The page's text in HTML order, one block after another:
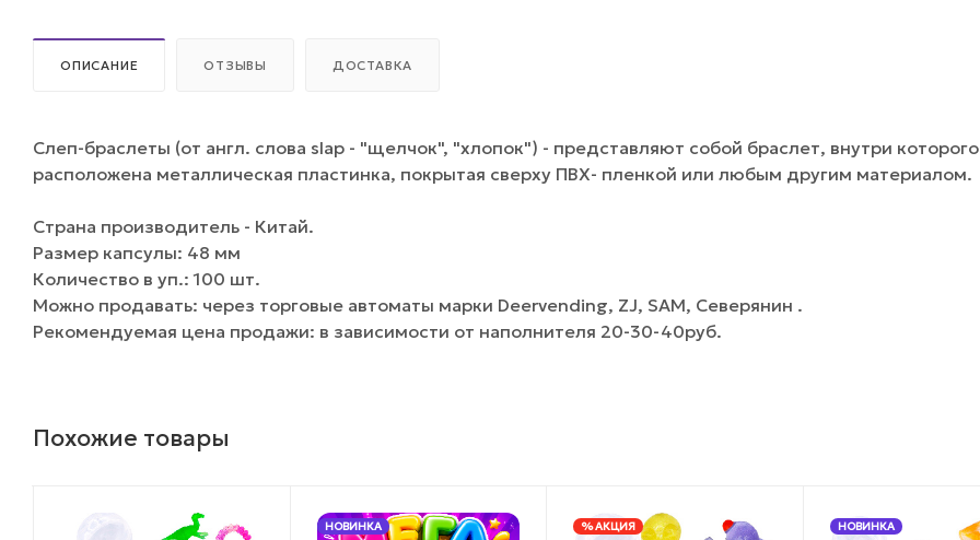
ОПИСАНИЕ ОТЗЫВЫ ДОСТАВКА
Слеп-браслеты (от англ. слова slap - "щелчок", "хлопок") - представляют собой браслет, внутри которого
расположена металлическая пластинка, покрытая сверху ПВХ- пленкой или любым другим материалом.
Страна производитель - Китай.
Размер капсулы: 48 мм
Количество в уп.: 100 шт.
Можно продавать: через торговые автоматы марки Deervending, ZJ, SAM, Северянин .
Рекомендуемая цена продажи: в зависимости от наполнителя 20-30-40руб.
Похожие товары
НОВИНКА % АКЦИЯ НОВИНКА